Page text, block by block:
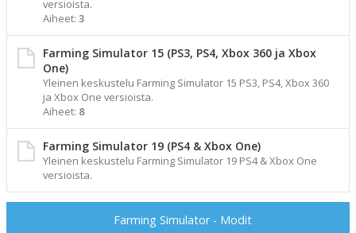
versioista.
Aiheet: 3
Farming Simulator 15 (PS3, PS4, Xbox 360 ja Xbox
One)
Yleinen keskustelu Farming Simulator 15 PS3, PS4, Xbox 360
ja Xbox One versioista.
Aiheet: 8
Farming Simulator 19 (PS4 & Xbox One)
Yleinen keskustelu Farming Simulator 19 PS4 & Xbox One
versioista.
Farming Simulator - Modit